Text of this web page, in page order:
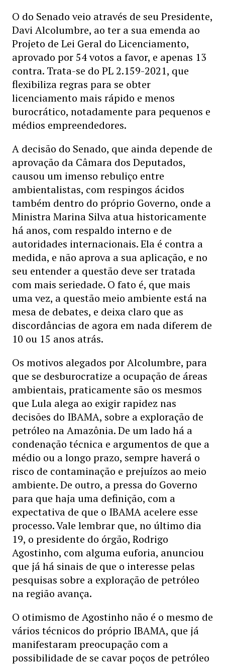
O do Senado veio através de seu Presidente,
Davi Alcolumbre, ao ter a sua emenda ao
Projeto de Lei Geral do Licenciamento,
aprovado por 54 votos a favor, e apenas 13
contra. Trata-se do PL 2.159-2021, que
flexibiliza regras para se obter
licenciamento mais rápido e menos
burocrático, notadamente para pequenos e
médios empreendedores.
A decisão do Senado, que ainda depende de
aprovação da Câmara dos Deputados,
causou um imenso rebuliço entre
ambientalistas, com respingos ácidos
também dentro do próprio Governo, onde a
Ministra Marina Silva atua historicamente
há anos, com respaldo interno e de
autoridades internacionais. Ela é contra a
medida, e não aprova a sua aplicação, e no
seu entender a questão deve ser tratada
com mais seriedade. O fato é, que mais
uma vez, a questão meio ambiente está na
mesa de debates, e deixa claro que as
discordâncias de agora em nada diferem de
10 ou 15 anos atrás.
Os motivos alegados por Alcolumbre, para
que se desburocratize a ocupação de áreas
ambientais, praticamente são os mesmos
que Lula alega ao exigir rapidez nas
decisões do IBAMA, sobre a exploração de
petróleo na Amazônia. De um lado há a
condenação técnica e argumentos de que a
médio ou a longo prazo, sempre haverá o
risco de contaminação e prejuízos ao meio
ambiente. De outro, a pressa do Governo
para que haja uma definição, com a
expectativa de que o IBAMA acelere esse
processo. Vale lembrar que, no último dia
19, o presidente do órgão, Rodrigo
Agostinho, com alguma euforia, anunciou
que já há sinais de que o interesse pelas
pesquisas sobre a exploração de petróleo
na região avança.
O otimismo de Agostinho não é o mesmo de
vários técnicos do próprio IBAMA, que já
manifestaram preocupação com a
possibilidade de se cavar poços de petróleo